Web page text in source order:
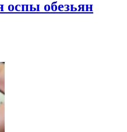
оспы обезьян